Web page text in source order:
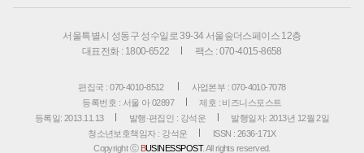
서울특별시 성동구 성수일로 39-34 서울숲더스페이스 12층
대표전화 : 1800-6522
팩스 : 070-4015-8658
편집국 : 070-4010-8512
사업본부 : 070-4010-7078
등록번호 : 서울 아 02897
제호 : 비즈니스포스트
등록일: 2013.11.13
발행·편집인 : 강석운
발행일자: 2013년 12월 2일
청소년보호책임자 : 강석운
ISSN : 2636-171X
Copyright ⓒ BUSINESSPOST. All rights reserved.